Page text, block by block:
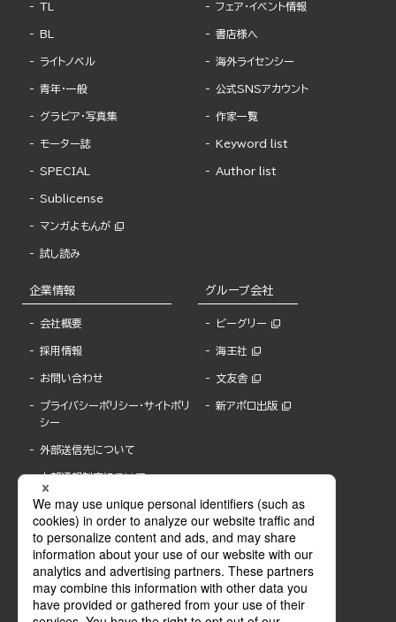
TL
BL
ライトノベル
青年・一般
グラビア・写真集
モーター誌
SPECIAL
Sublicense
マンガよもんが
試し読み
フェア・イベント情報
書店様へ
海外ライセンシー
公式SNSアカウント
作家一覧
Keyword list
Author list
企業情報
会社概要
採用情報
お問い合わせ
プライバシーポリシー・サイトポリ
シー
外部送信先について
内部通報制度について
グループ会社
ビーグリー
海王社
文友舎
新アポロ出版